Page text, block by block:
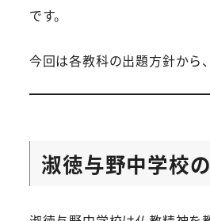
です。
今回は各教科の出題方針から
淑徳与野中学校